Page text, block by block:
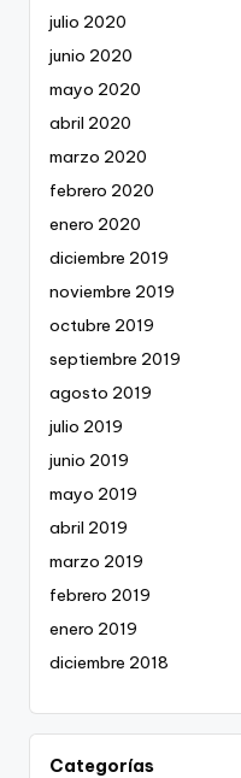
julio 2020
junio 2020
mayo 2020
abril 2020
marzo 2020
febrero 2020
enero 2020
diciembre 2019
noviembre 2019
octubre 2019
septiembre 2019
agosto 2019
julio 2019
junio 2019
mayo 2019
abril 2019
marzo 2019
febrero 2019
enero 2019
diciembre 2018
Categorías